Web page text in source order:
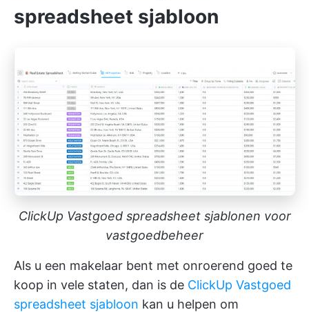
spreadsheet sjabloon
ClickUp Vastgoed spreadsheet sjablonen voor
vastgoedbeheer
Als u een makelaar bent met onroerend goed te
koop in vele staten, dan is de ClickUp Vastgoed
spreadsheet sjabloon kan u helpen om